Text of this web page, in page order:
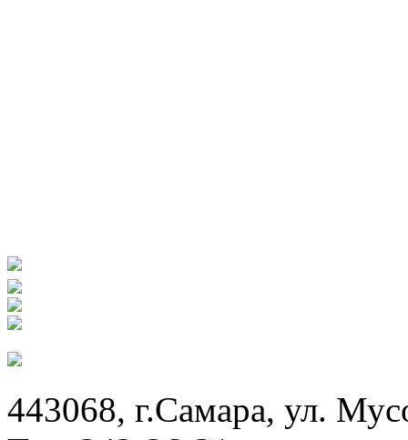
443068, г.Самара, ул.